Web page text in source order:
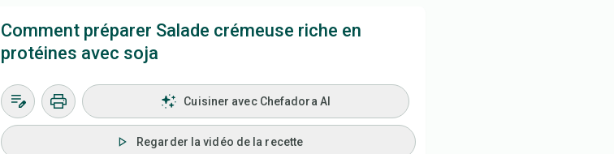
Comment préparer Salade crémeuse riche en
protéines avec soja
Cuisiner avec Chefadora AI
Regarder la vidéo de la recette